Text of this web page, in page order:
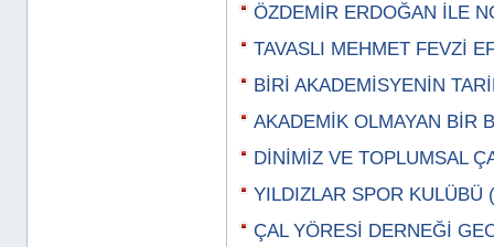
ÖZDEMİR ERDOĞAN İLE
TAVASLI MEHMET FEVZİ
BİRİ AKADEMİSYENİN
AKADEMİK OLMAYAN BİR
DİNİMİZ VE TOPLUMSAL
YILDIZLAR SPOR KULÜBÜ
ÇAL YÖRESİ DERNEĞİ